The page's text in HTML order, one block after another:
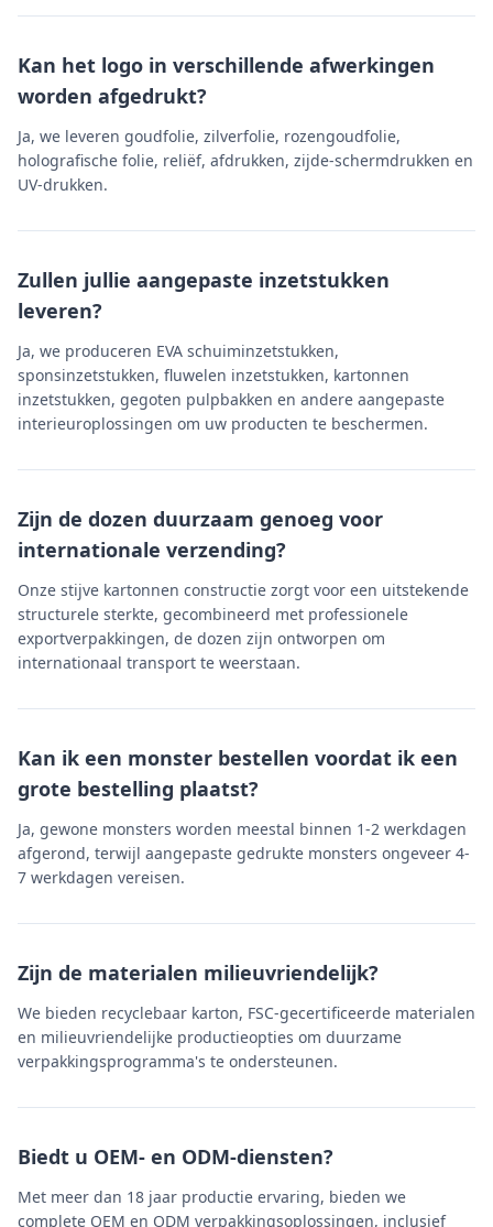
Kan het logo in verschillende afwerkingen
worden afgedrukt?
Ja, we leveren goudfolie, zilverfolie, rozengoudfolie,
holografische folie, reliëf, afdrukken, zijde-schermdrukken en
UV-drukken.
Zullen jullie aangepaste inzetstukken
leveren?
Ja, we produceren EVA schuiminzetstukken,
sponsinzetstukken, fluwelen inzetstukken, kartonnen
inzetstukken, gegoten pulpbakken en andere aangepaste
interieuroplossingen om uw producten te beschermen.
Zijn de dozen duurzaam genoeg voor
internationale verzending?
Onze stijve kartonnen constructie zorgt voor een uitstekende
structurele sterkte, gecombineerd met professionele
exportverpakkingen, de dozen zijn ontworpen om
internationaal transport te weerstaan.
Kan ik een monster bestellen voordat ik een
grote bestelling plaatst?
Ja, gewone monsters worden meestal binnen 1-2 werkdagen
afgerond, terwijl aangepaste gedrukte monsters ongeveer 4-
7 werkdagen vereisen.
Zijn de materialen milieuvriendelijk?
We bieden recyclebaar karton, FSC-gecertificeerde materialen
en milieuvriendelijke productieopties om duurzame
verpakkingsprogramma's te ondersteunen.
Biedt u OEM- en ODM-diensten?
Met meer dan 18 jaar productie ervaring, bieden we
complete OEM en ODM verpakkingsoplossingen, inclusief